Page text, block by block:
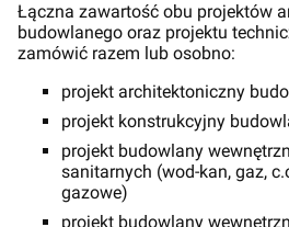
Łączna zawartość obu projektów
budowlanego oraz projektu
zamówić razem lub osobno:
projekt architektoniczny
projekt konstrukcyjny
projekt budowlany
sanitarnych (wod-kan, gaz,
gazowe)
projekt budowlany